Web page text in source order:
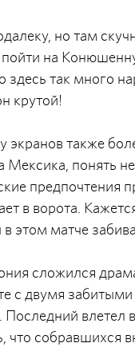
но там
на
так много
крутой!
экранов также
Мексика, понять
предпочтения
в ворота.
этом матче
сложился
с двумя
влетел
что собравшихся